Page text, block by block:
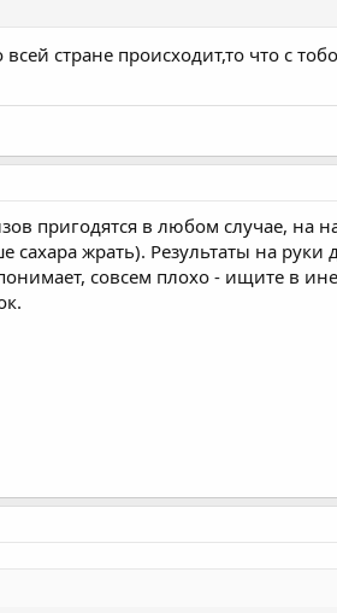
стране происходит,то что с
пригодятся в любом случае,
сахара жрать). Результаты на
совсем плохо - ищите в